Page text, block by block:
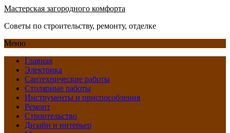
Мастерская загородного комфорта
Советы по строительству, ремонту, отделке
Меню
Главная
Электрика
Сантехнические работы
Столярные работы
Инструменты и приспособления
Ремонт
Строительство
Дизайн и интерьер